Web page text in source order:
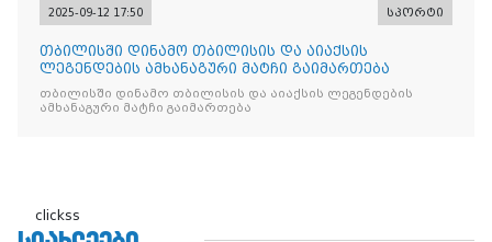
2025-09-12 17:50 სპორტი
თბილისში დინამო თბილისის და აიაქსის
ლეგენდების ამხანაგური მატჩი გაიმართება
თბილისში დინამო თბილისის და აიაქსის ლეგენდების
ამხანაგური მატჩი გაიმართება
clickss